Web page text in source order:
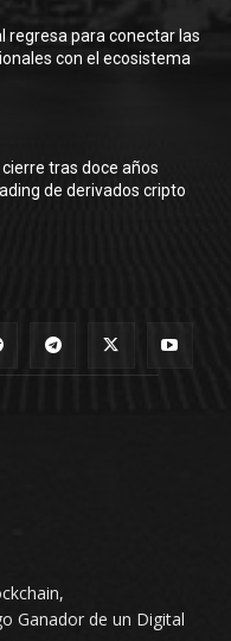
regresa para conectar las
con el ecosistema
cierre tras doce años
de derivados cripto
Ganador de un Digital